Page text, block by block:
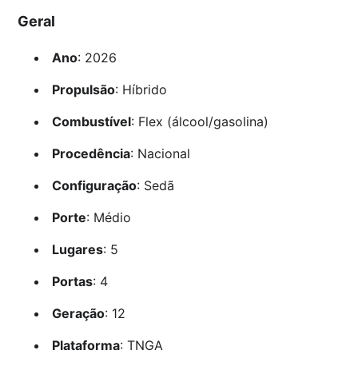
Geral
Ano: 2026
Propulsão: Híbrido
Combustível: Flex (álcool/gasolina)
Procedência: Nacional
Configuração: Sedã
Porte: Médio
Lugares: 5
Portas: 4
Geração: 12
Plataforma: TNGA